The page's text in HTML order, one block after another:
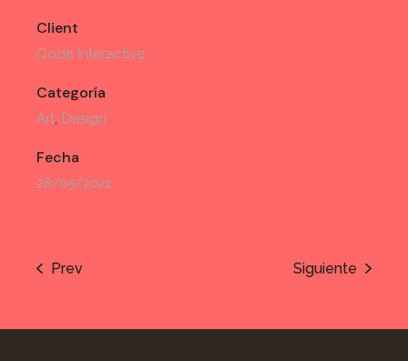
Client
Qode Interactive
Categoría
Art Design
Fecha
28/05/2021
Prev Siguiente